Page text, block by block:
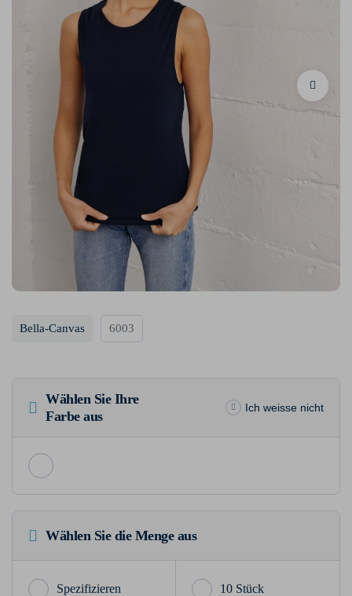
Bella-Canvas 6003
Wählen Sie Ihre
Farbe aus
Ich weisse nicht
Wählen Sie die Menge aus
10 Stück